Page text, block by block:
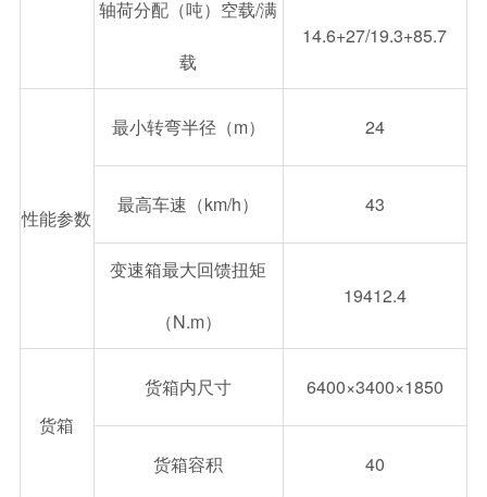
轴荷分配（吨）空载/满
载
14.6+27/19.3+85.7
性能参数
最小转弯半径（m） 24
最高车速（km/h） 43
变速箱最大回馈扭矩
（N.m）
19412.4
货箱
货箱内尺寸 6400×3400×1850
货箱容积 40